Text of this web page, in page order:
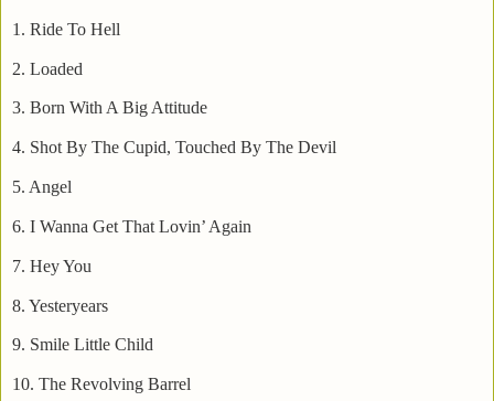
1. Ride To Hell
2. Loaded
3. Born With A Big Attitude
4. Shot By The Cupid, Touched By The Devil
5. Angel
6. I Wanna Get That Lovin’ Again
7. Hey You
8. Yesteryears
9. Smile Little Child
10. The Revolving Barrel